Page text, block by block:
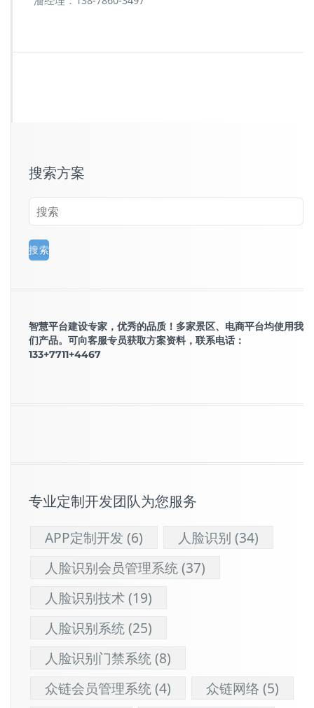
搜索方案
智慧平台建设专家，优秀的品质！多家景区、电商平台均使用我
们产品。可向客服专员获取方案资料，联系电话：
133+7711+4467
专业定制开发团队为您服务
APP定制开发 (6) 人脸识别 (34)
人脸识别会员管理系统(37)
人脸识别技术(19)
人脸识别系统(25)
人脸识别门禁系统(8)
众链会员管理系统(4) 众链网络 (5)